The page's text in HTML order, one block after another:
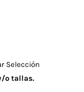
Selección
o tallas.